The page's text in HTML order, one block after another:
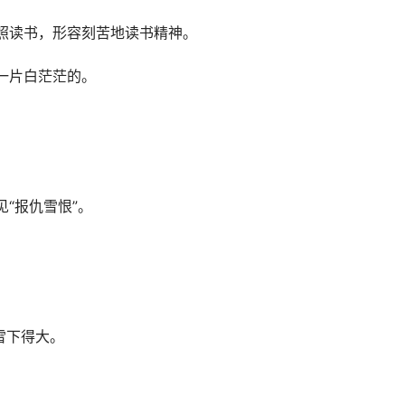
，形容刻苦地读书精神。
白茫茫的。
仇雪恨”。
得大。